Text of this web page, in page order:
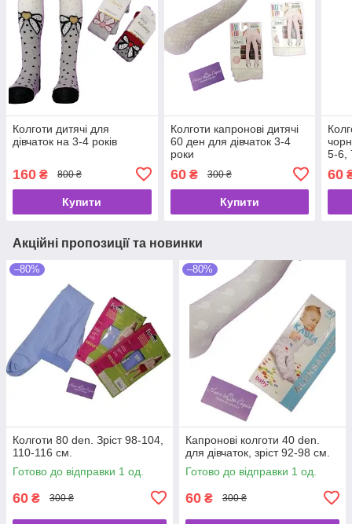
Колготи дитячі для
дівчаток на 3-4 років
160 ₴ 800 ₴
Купити
Колготи капронові дитячі
60 ден для дівчаток 3-4
роки
60₴ 300 ₴
Купити
5-6,
60
Акційні пропозиції та новинки
–80%
Колготи 80 den. Зріст 98-104,
110-116 см.
Готово до відправки 1 од.
60 ₴ 300 ₴
–80%
Капронові колготи 40 den.
для дівчаток, зріст 92-98 см.
Готово до відправки 1 од.
60 ₴ 300 ₴